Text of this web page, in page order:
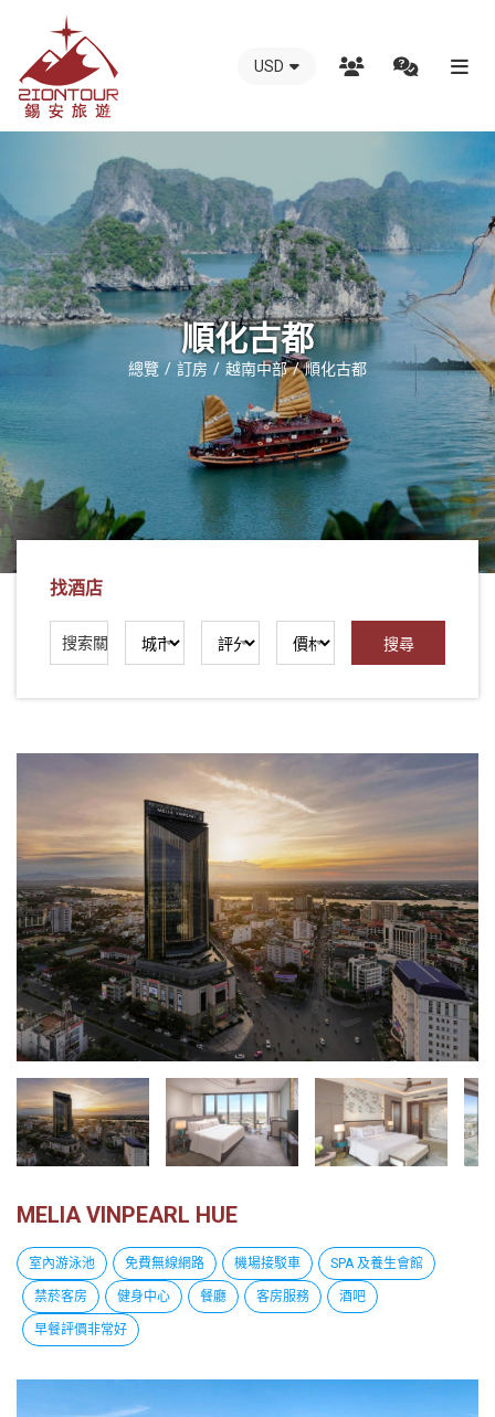
越
安
國
際
旅
行
社
南
接
-
的
合
作
夥
伴！
越
南
旅
行
社
USD
順化古都
總覽 訂房 越南中部 順化古都
找酒店
MELIA VINPEARL HUE
室內游泳池 免費無線網路 機場接駁車 SPA 及養生會館
禁菸客房 健身中心 餐廳 客房服務 酒吧
早餐評價非常好